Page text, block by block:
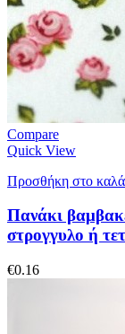
Compare
Quick View
Προσθήκη στο
Πανάκι
στρογγυλο ή
€0.16